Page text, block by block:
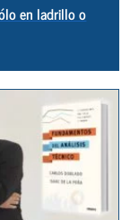
en ladrillo o